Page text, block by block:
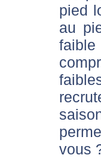
pied
au
vous